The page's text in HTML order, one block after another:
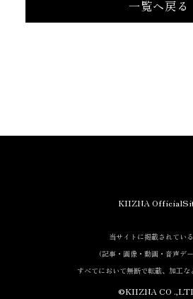
一覧へ戻る
KIIZNA
当サイトに掲載されてい
（記事・画像・動画・音声デ
すべてにおいて無断で転載、加工な
©KIIZNA CO